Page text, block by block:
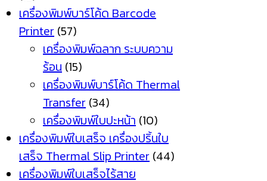
เครื่องพิมพ์บาร์โค้ด Barcode
Printer (57)
เครื่องพิมพ์ฉลาก ระบบความ
ร้อน (15)
เครื่องพิมพ์บาร์โค้ด Thermal
Transfer (34)
เครื่องพิมพ์ใบปะหน้า (10)
เครื่องพิมพ์ใบเสร็จ เครื่องปริ้นใบ
เสร็จ Thermal Slip Printer (44)
เครื่องพิมพ์ใบเสร็จไร้สาย